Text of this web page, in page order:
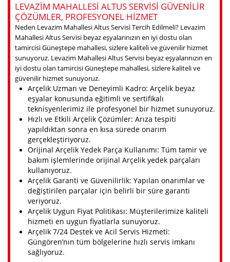
LEVAZIM MAHALLESI ALTUS SERVISI GÜVENILIR
ÇÖZÜMLER, PROFESYONEL HIZMET
Neden Levazim Mahallesi Altus Servisi Tercih Edilmeli? Levazim
Mahallesi Altus Servisi beyaz eşyalarınızın en iyi dostu olan
tamircisi Güneştepe mahallesi, sizlere kaliteli ve güvenilir hizmet
sunuyoruz. Levazim Mahallesi Altus Servisi beyaz eşyalarınızın en
iyi dostu olan tamircisi Güneştepe mahallesi, sizlere kaliteli ve
güvenilir hizmet sunuyoruz.
Arçelik Uzman ve Deneyimli Kadro: Arçelik beyaz
eşyalar konusunda eğitimli ve sertifikalı
teknisyenlerimiz ile profesyonel bir hizmet sunuyoruz.
Hızlı ve Etkili Arçelik Çözümler: Arıza tespiti
yapıldıktan sonra en kısa sürede onarım
gerçekleştiriyoruz.
Orijinal Arçelik Yedek Parça Kullanımı: Tüm tamir ve
bakım işlemlerinde orijinal Arçelik yedek parçaları
kullanıyoruz.
Arçelik Garanti ve Güvenilirlik: Yapılan onarımlar ve
değiştirilen parçalar için belirli bir süre garanti
veriyoruz.
Arçelik Uygun Fiyat Politikası: Müşterilerimize kaliteli
hizmeti en uygun fiyatlarla sunuyoruz.
Arçelik 7/24 Destek ve Acil Servis Hizmeti:
Güngören’nın tüm bölgelerine hızlı servis imkanı
sağlıyoruz.